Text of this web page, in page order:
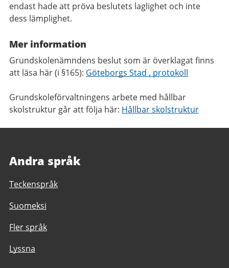
endast hade att pröva beslutets laglighet och inte
dess lämplighet.
Mer information
Grundskolenämndens beslut som är överklagat finns
att läsa här (i §165): Göteborgs Stad , protokoll
Grundskoleförvaltningens arbete med hållbar
skolstruktur går att följa här: Hållbar skolstruktur
Andra språk
Teckenspråk
Suomeksi
Fler språk
Lyssna